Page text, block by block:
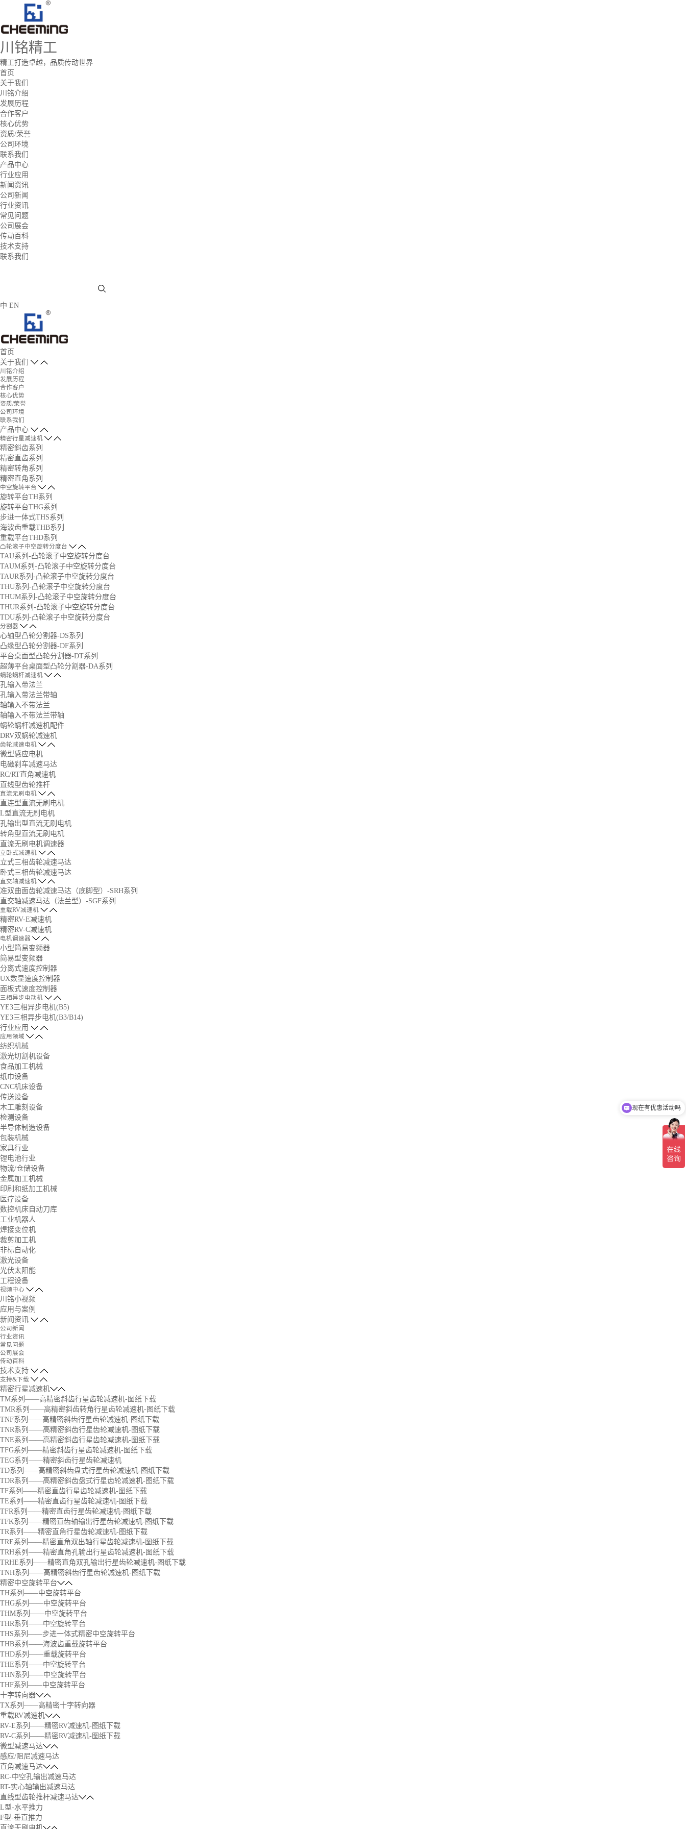
川铭精工
精工打造卓越，品质传动世界
首页
关于我们
川铭介绍
发展历程
合作客户
核心优势
资质/荣誉
公司环境
联系我们
产品中心
行业应用
新闻资讯
公司新闻
行业资讯
常见问题
公司展会
传动百科
技术支持
联系我们
中 EN
首页
关于我们
川铭介绍
发展历程
合作客户
核心优势
资质/荣誉
公司环境
联系我们
产品中心
精密行星减速机
精密斜齿系列
精密直齿系列
精密转角系列
精密直角系列
中空旋转平台
旋转平台TH系列
旋转平台THG系列
步进一体式THS系列
海波齿重载THB系列
重载平台THD系列
凸轮滚子中空旋转分度台
TAU系列-凸轮滚子中空旋转分度台
TAUM系列-凸轮滚子中空旋转分度台
TAUR系列-凸轮滚子中空旋转分度台
THU系列-凸轮滚子中空旋转分度台
THUM系列-凸轮滚子中空旋转分度台
THUR系列-凸轮滚子中空旋转分度台
TDU系列-凸轮滚子中空旋转分度台
分割器
心轴型凸轮分割器-DS系列
凸缘型凸轮分割器-DF系列
平台桌面型凸轮分割器-DT系列
超薄平台桌面型凸轮分割器-DA系列
蜗轮蜗杆减速机
孔输入带法兰
孔输入带法兰带轴
轴输入不带法兰
轴输入不带法兰带轴
蜗轮蜗杆减速机配件
DRV双蜗轮减速机
齿轮减速电机
微型感应电机
电磁刹车减速马达
RC/RT直角减速机
直线型齿轮推杆
直流无刷电机
直连型直流无刷电机
L型直流无刷电机
孔输出型直流无刷电机
转角型直流无刷电机
直流无刷电机调速器
立卧式减速机
立式三相齿轮减速马达
卧式三相齿轮减速马达
直交轴减速机
准双曲面齿轮减速马达（底脚型）-SRH系列
直交轴减速马达（法兰型）-SGF系列
重载RV减速机
精密RV-E减速机
精密RV-C减速机
电机调速器
小型简易变频器
简易型变频器
分离式速度控制器
UX数显速度控制器
面板式速度控制器
三相异步电动机
YE3三相异步电机(B5)
YE3三相异步电机(B3/B14)
行业应用
应用领域
纺织机械
激光切割机设备
食品加工机械
纸巾设备
CNC机床设备
传送设备
木工雕刻设备
检测设备
半导体制造设备
包装机械
家具行业
锂电池行业
物流/仓储设备
金属加工机械
印刷和纸加工机械
医疗设备
数控机床自动刀库
工业机器人
焊接变位机
裁剪加工机
非标自动化
激光设备
光伏太阳能
工程设备
视频中心
川铭小视频
应用与案例
新闻资讯
公司新闻
行业资讯
常见问题
公司展会
传动百科
技术支持
支持&下载
精密行星减速机
TM系列——高精密斜齿行星齿轮减速机-图纸下载
TMR系列——高精密斜齿转角行星齿轮减速机-图纸下载
TNF系列——高精密斜齿行星齿轮减速机-图纸下载
TNR系列——高精密斜齿行星齿轮减速机-图纸下载
TNE系列——高精密斜齿行星齿轮减速机-图纸下载
TFG系列——精密斜齿行星齿轮减速机-图纸下载
TEG系列——精密斜齿行星齿轮减速机
TD系列——高精密斜齿盘式行星齿轮减速机-图纸下载
TDR系列——高精密斜齿盘式行星齿轮减速机-图纸下载
TF系列——精密直齿行星齿轮减速机-图纸下载
TE系列——精密直齿行星齿轮减速机-图纸下载
TFR系列——精密直齿行星齿轮减速机-图纸下载
TFK系列——精密直齿轴输出行星齿轮减速机-图纸下载
TR系列——精密直角行星齿轮减速机-图纸下载
TRE系列——精密直角双出轴行星齿轮减速机-图纸下载
TRH系列——精密直角孔输出行星齿轮减速机-图纸下载
TRHE系列——精密直角双孔输出行星齿轮减速机-图纸下载
TNH系列——高精密斜齿行星齿轮减速机-图纸下载
精密中空旋转平台
TH系列——中空旋转平台
THG系列——中空旋转平台
THM系列——中空旋转平台
THR系列——中空旋转平台
THS系列——步进一体式精密中空旋转平台
THB系列——海波齿重载旋转平台
THD系列——重载旋转平台
THE系列——中空旋转平台
THN系列——中空旋转平台
THF系列——中空旋转平台
十字转向器
TX系列——高精密十字转向器
重载RV减速机
RV-E系列——精密RV减速机-图纸下载
RV-C系列——精密RV减速机-图纸下载
微型减速马达
感应/阻尼减速马达
直角减速马达
RC-中空孔输出减速马达
RT-实心轴输出减速马达
直线型齿轮推杆减速马达
L型-水平推力
F型-垂直推力
可以介绍下你们的产品么